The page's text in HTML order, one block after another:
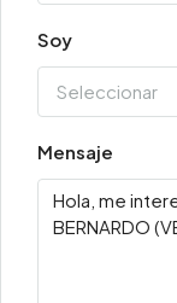
Soy
Seleccionar
Mensaje